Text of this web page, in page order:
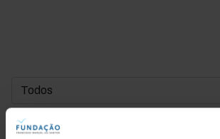
DATA DE INÍCIO